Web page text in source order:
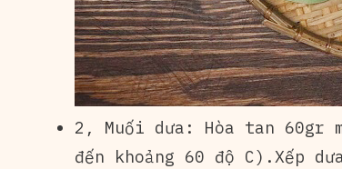
2, Muối dưa: Hòa tan 60gr
đến khoảng 60 độ C).Xếp